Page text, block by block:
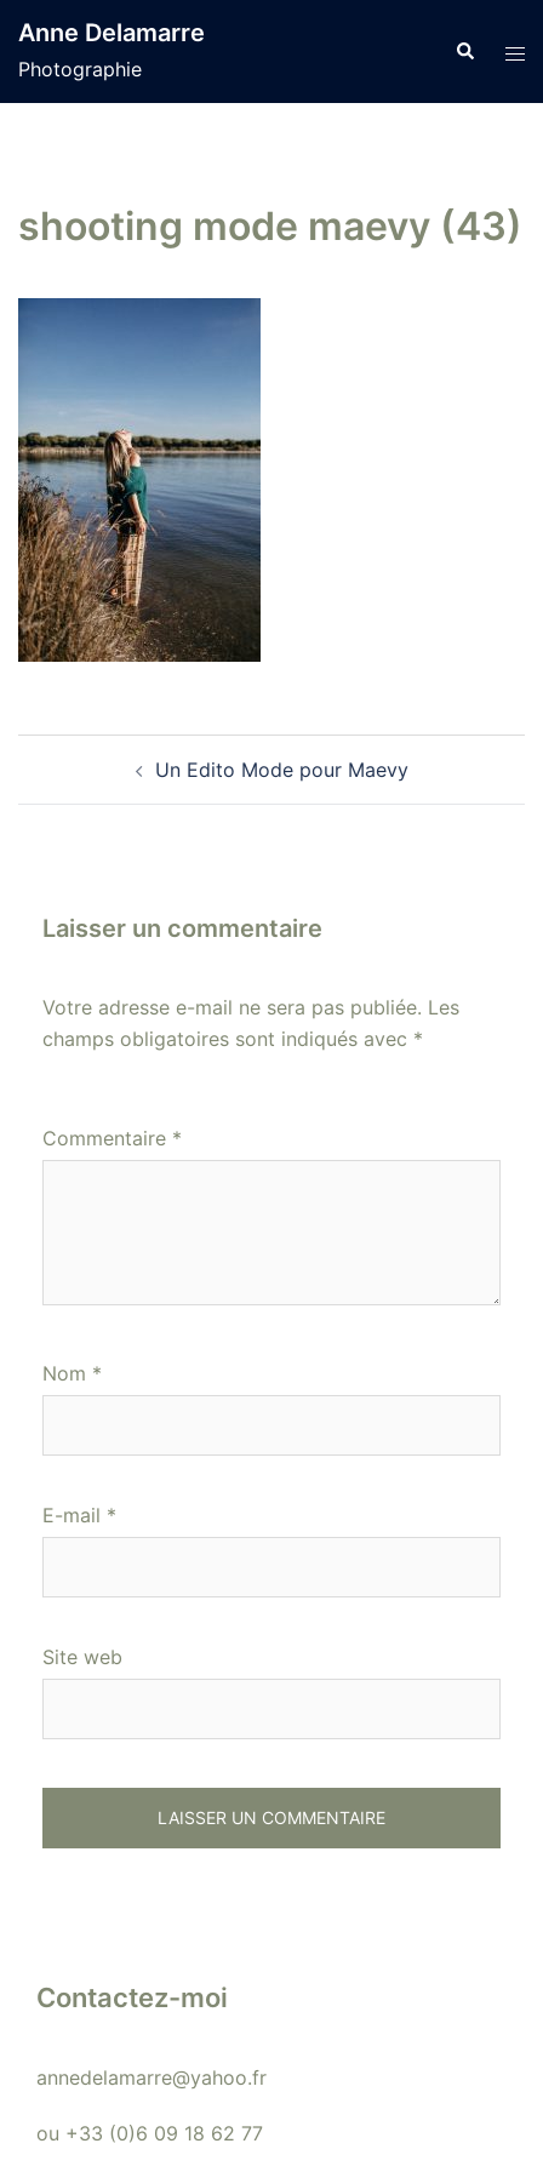
au
contenu
Anne Delamarre
Photographie
shooting mode maevy (43)
Un Edito Mode pour Maevy
Laisser un commentaire
Votre adresse e-mail ne sera pas publiée. Les
champs obligatoires sont indiqués avec *
Commentaire *
Nom *
E-mail *
Site web
Contactez-moi
annedelamarre@yahoo.fr
ou +33 (0)6 09 18 62 77